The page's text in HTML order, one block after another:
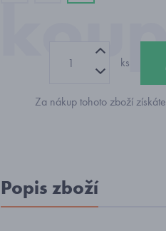
ks
Za nákup tohoto zboží získáte
Popis zboží